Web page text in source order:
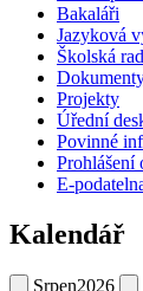
Bakaláři
Jazyková
Školská
Projekty
Úřední
Povinné
Prohlášení
E-
Kalendář
Srpen2026